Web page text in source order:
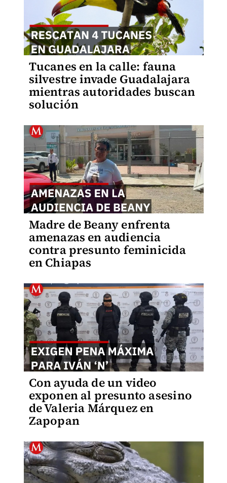
Tucanes en la calle: fauna
silvestre invade Guadalajara
mientras autoridades buscan
solución
Madre de Beany enfrenta
amenazas en audiencia
contra presunto feminicida
en Chiapas
Con ayuda de un video
exponen al presunto asesino
de Valeria Márquez en
Zapopan